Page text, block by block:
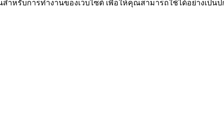
ำหรับการทำงานของเว็บไซต์ เพื่อให้คุณสามารถใช้ได้อย่างเป็